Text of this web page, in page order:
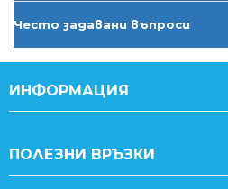
Често задавани въпроси
ИНФОРМАЦИЯ
ПОЛЕЗНИ ВРЪЗКИ